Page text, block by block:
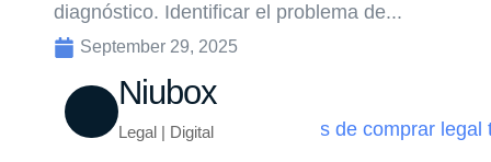
diagnóstico. Identificar el problema de...
September 29, 2025
Niubox
Legal | Digital